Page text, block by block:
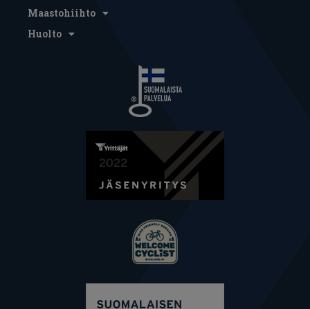
Maastohiihto
Huolto